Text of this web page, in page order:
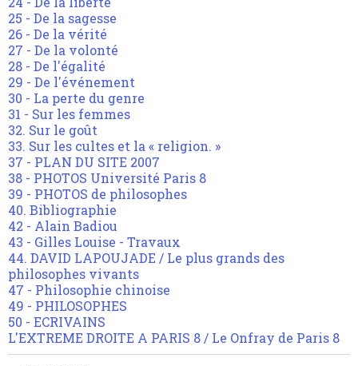
25 - De la sagesse
26 - De la vérité
27 - De la volonté
28 - De l'égalité
29 - De l'événement
30 - La perte du genre
31 - Sur les femmes
32. Sur le goût
33. Sur les cultes et la « religion. »
37 - PLAN DU SITE 2007
38 - PHOTOS Université Paris 8
39 - PHOTOS de philosophes
40. Bibliographie
42 - Alain Badiou
43 - Gilles Louise - Travaux
44. DAVID LAPOUJADE / Le plus grands des
philosophes vivants
47 - Philosophie chinoise
49 - PHILOSOPHES
50 - ECRIVAINS
L'EXTREME DROITE A PARIS 8 / Le Onfray de Paris 8